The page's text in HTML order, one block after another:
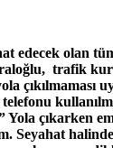
edecek olan
trafik
çıkılmaması
çıkarken
Seyahat